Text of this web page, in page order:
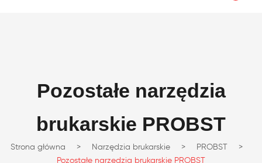
Pozostałe narzędzia
brukarskie PROBST
Strona główna > Narzędzia brukarskie > PROBST
>
Pozostałe narzędzia brukarskie PROBST